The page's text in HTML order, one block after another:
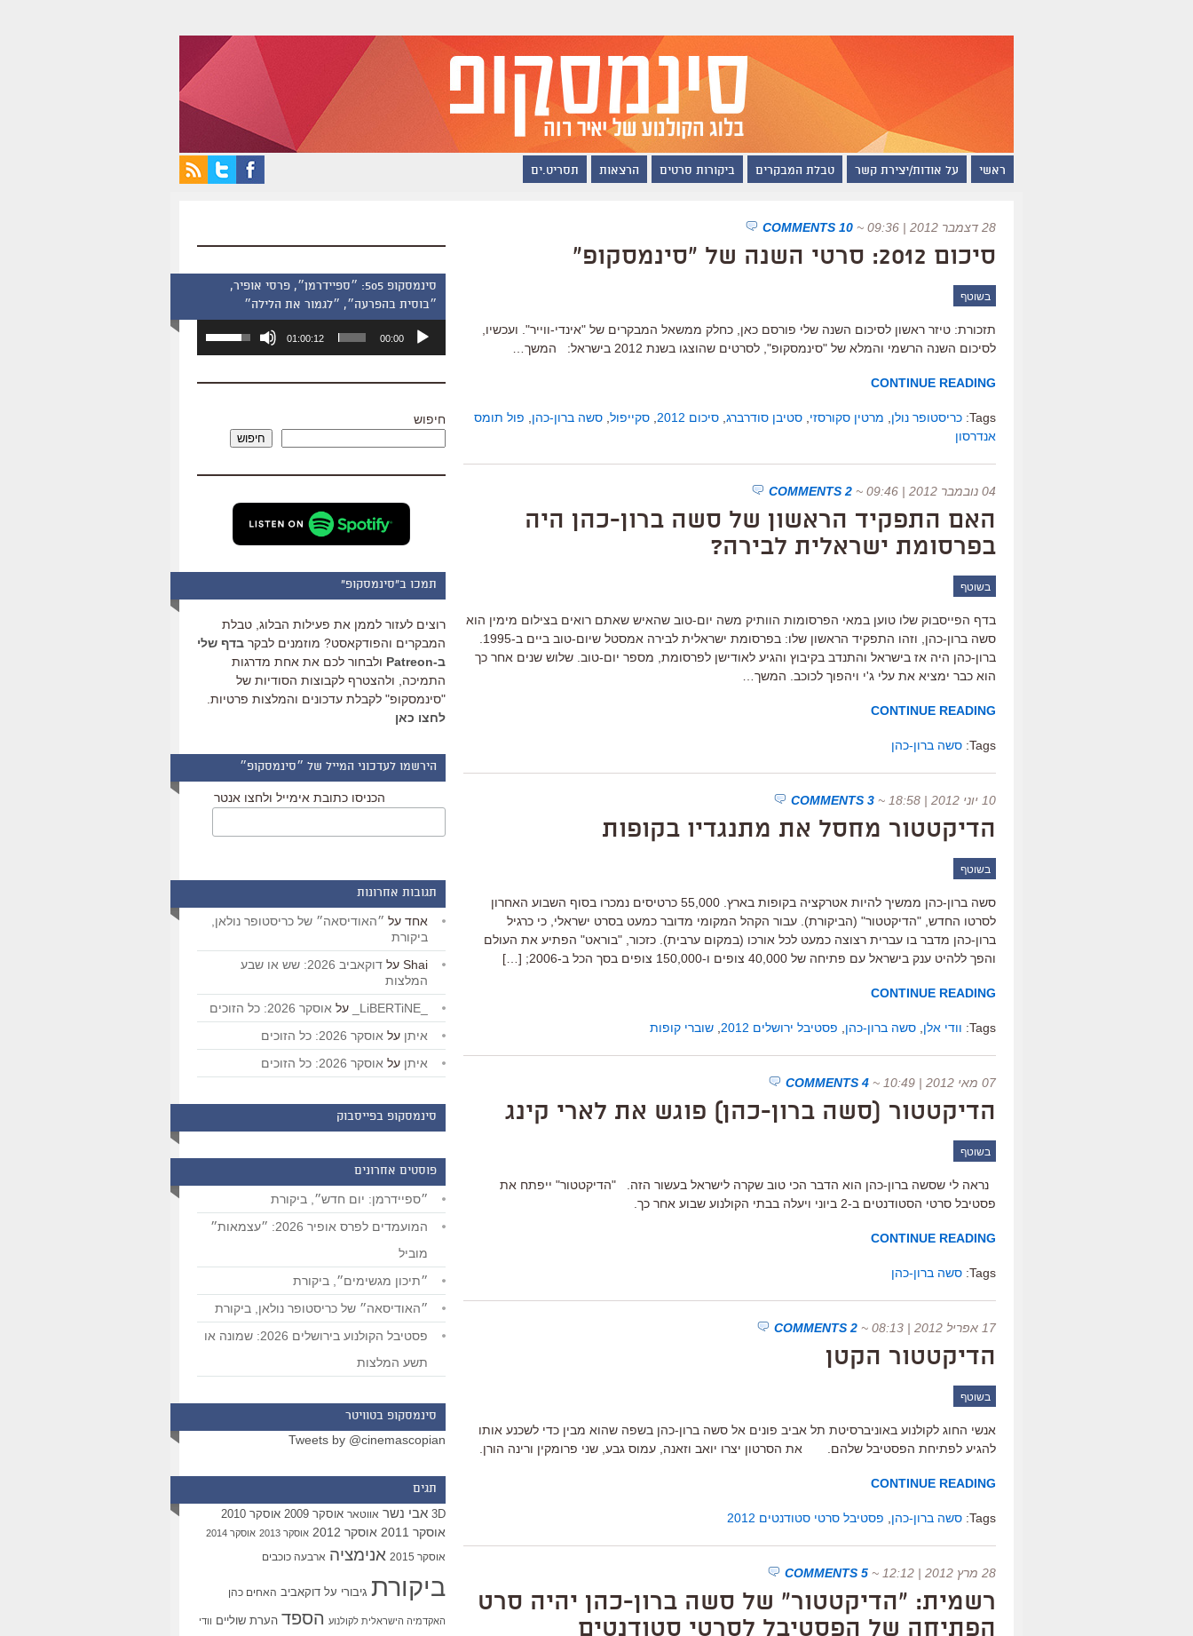
ראשי על אודות/יצירת קשר טבלת המבקרים ביקורות סרטים הרצאות תסריט.ים
28 דצמבר 2012 | 09:36 ~
10 COMMENTS
סיכום 2012: סרטי השנה של "סינמסקופ"
בשוטף
תזכורת: טיזר ראשון לסיכום השנה שלי פורסם כאן, כחלק ממשאל המבקרים של "אינדי-ווייר". ועכשיו,
לסיכום השנה הרשמי והמלא של "סינמסקופ", לסרטים שהוצגו בשנת 2012 בישראל: המשך…
CONTINUE READING
Tags: כריסטופר נולן מרטין סקורסזי סטיבן סודרברג סיכום 2012 סקייפול סשה ברון-כהן
פול תומס
אנדרסון
04 נובמבר 2012 | 09:46 ~
2 COMMENTS
האם התפקיד הראשון של סשה ברון-כהן היה
בפרסומת ישראלית לבירה?
בשוטף
בדף הפייסבוק שלו טוען במאי הפרסומות הוותיק משה יום-טוב שהאיש שאתם רואים בצילום מימין הוא
ברון-כהן היה אז בישראל והתנדב בקיבוץ והגיע לאודישן לפרסומת, מספר יום-טוב. שלוש שנים אחר כך
הוא כבר ימציא את עלי ג'י ויהפוך לכוכב. המשך…
CONTINUE READING
Tags: סשה ברון-כהן
10 יוני 2012 | 18:58 ~
3 COMMENTS
הדיקטטור מחסל את מתנגדיו בקופות
בשוטף
סשה ברון-כהן ממשיך להיות אטרקציה בקופות בארץ. 55,000 כרטיסים נמכרו בסוף השבוע האחרון
לסרטו החדש, "הדיקטטור" (הביקורת). עבור הקהל המקומי מדובר כמעט בסרט ישראלי, כי כרגיל
ברון-כהן מדבר בו עברית רצוצה כמעט לכל אורכו (במקום ערבית). כזכור, "בוראט" הפתיע את העולם
והפך ללהיט ענק בישראל עם פתיחה של 40,000 צופים ו-150,000 צופים בסך הכל ב-2006; […]
CONTINUE READING
Tags: וודי אלן סשה ברון-כהן פסטיבל ירושלים 2012 שוברי קופות
07 מאי 2012 | 10:49 ~
4 COMMENTS
הדיקטטור (סשה ברון-כהן) פוגש את לארי קינג
בשוטף
נראה לי שסשה ברון-כהן הוא הדבר הכי טוב שקרה לישראל בעשור הזה. "הדיקטטור" ייפתח את
פסטיבל סרטי הסטודנטים ב-2 ביוני ויעלה בבתי הקולנוע שבוע אחר כך.
CONTINUE READING
Tags: סשה ברון-כהן
17 אפריל 2012 | 08:13 ~
2 COMMENTS
הדיקטטור הקטן
בשוטף
אנשי החוג לקולנוע באוניברסיטת תל אביב פונים אל סשה ברון-כהן בשפה שהוא מבין כדי לשכנע אותו
להגיע לפתיחת הפסטיבל שלהם. את הסרטון יצרו יואב וזאנה, עמוס גבע, שני פרומקין ורינה הורן.
CONTINUE READING
Tags: סשה ברון-כהן פסטיבל סרטי סטודנטים 2012
28 מרץ 2012 | 12:12 ~
5 COMMENTS
רשמית: "הדיקטטור" של סשה ברון-כהן יהיה סרט
הפתיחה של הפסטיבל לסרטי סטודנטים
סינמסקופ 505: ״ספיידרמן״, פרסי אופיר,
״בוסית בהפרעה״, ״לגמור את הלילה״
אודיו
00:00
01:00:12
השתמש
כדי
שמע.
חיפוש
חיפוש
תמכו ב"סינמסקופ"
רוצים לעזור לממן את פעילות הבלוג, טבלת
המבקרים והפודקאסט? מוזמנים לבקר בדף שלי
ב-Patreon
ולבחור לכם את אחת מדרגות
התמיכה, ולהצטרף לקבוצות הסודיות של
"סינמסקופ" לקבלת עדכונים והמלצות פרטיות.
לחצו כאן
הירשמו לעדכוני המייל של ״סינמסקופ״
הכניסו כתובת אימייל ולחצו אנטר
תגובות אחרונות
אחד על ״האודיסאה״ של כריסטופר נולאן,
ביקורת
Shai על
דוקאביב 2026: שש או שבע
המלצות
על אוסקר 2026: כל הזוכים
איתן על אוסקר 2026: כל הזוכים
איתן על אוסקר 2026: כל הזוכים
סינמסקופ בפייסבוק
פוסטים אחרונים
״ספיידרמן: יום חדש״, ביקורת
המועמדים לפרס אופיר 2026: ״עצמאות״
מוביל
״תיכון מגשימים״, ביקורת
״האודיסאה״ של כריסטופר נולאן, ביקורת
פסטיבל הקולנוע בירושלים 2026: שמונה או
תשע המלצות
סינמסקופ בטוויטר
Tweets by @cinemascopian
תגים
3D אבי נשר אווטאר אוסקר 2009 אוסקר 2010
אוסקר 2011 אוסקר 2012 אוסקר 2013 אוסקר 2014
אוסקר 2015 אנימציה ארבעה כוכבים
ביקורת גיבורי על דוקאביב האחים כהן
האקדמיה הישראלית לקולנוע הספד הערת שוליים וודי